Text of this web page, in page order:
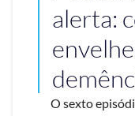
alerta:
O sexto